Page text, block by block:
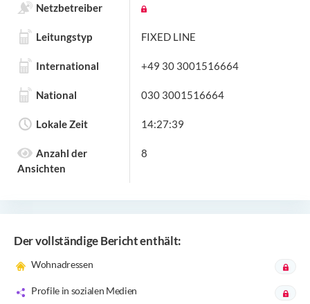
Netzbetreiber
Leitungstyp FIXED LINE
International +49 30 3001516664
National 030 3001516664
Lokale Zeit 14:27:39
Anzahl der
Ansichten
8
Der vollständige Bericht enthält:
Wohnadressen
Profile in sozialen Medien